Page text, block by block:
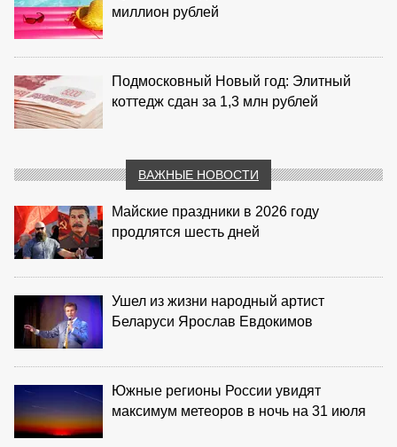
миллион рублей
Подмосковный Новый год: Элитный
коттедж сдан за 1,3 млн рублей
ВАЖНЫЕ НОВОСТИ
Майские праздники в 2026 году
продлятся шесть дней
Ушел из жизни народный артист
Беларуси Ярослав Евдокимов
Южные регионы России увидят
максимум метеоров в ночь на 31 июля